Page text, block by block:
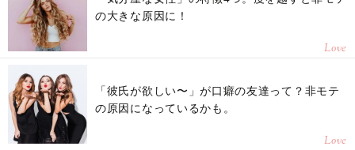
の大きな原因に！
Love
「彼氏が欲しい〜」が口癖の友達って？非モテ
の原因になっているかも。
Love